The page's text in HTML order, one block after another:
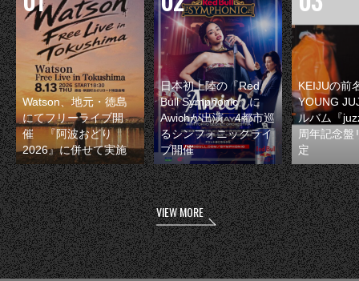
Watson、地元・徳島
にてフリーライブ開
催 『阿波おどり
2026』に併せて実施
日本初上陸の『Red
Bull Symphonic』に
Awichが出演 4都市巡
るシンフォニックライ
ブ開催
KEIJUの前
YOUNG
ルバム『
周年記念盤
定
VIEW MORE